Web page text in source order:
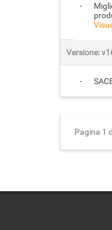
-
Versione:
-
Pagina 1